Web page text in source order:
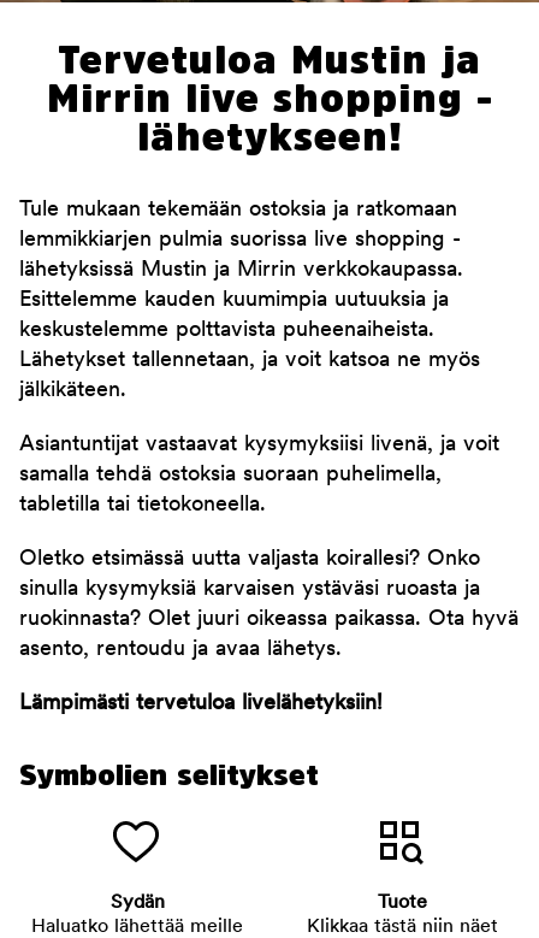
Tervetuloa Mustin ja
Mirrin live shopping -
lähetykseen!
Tule mukaan tekemään ostoksia ja ratkomaan
lemmikkiarjen pulmia suorissa live shopping -
lähetyksissä Mustin ja Mirrin verkkokaupassa.
Esittelemme kauden kuumimpia uutuuksia ja
keskustelemme polttavista puheenaiheista.
Lähetykset tallennetaan, ja voit katsoa ne myös
jälkikäteen.
Asiantuntijat vastaavat kysymyksiisi livenä, ja voit
samalla tehdä ostoksia suoraan puhelimella,
tabletilla tai tietokoneella.
Oletko etsimässä uutta valjasta koirallesi? Onko
sinulla kysymyksiä karvaisen ystäväsi ruoasta ja
ruokinnasta? Olet juuri oikeassa paikassa. Ota hyvä
asento, rentoudu ja avaa lähetys.
Lämpimästi tervetuloa livelähetyksiin!
Symbolien selitykset
Sydän
Haluatko lähettää meille
Tuote
Klikkaa tästä niin näet